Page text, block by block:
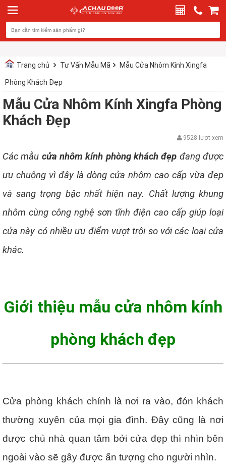
Trang chủ Tư Vấn Mẫu Mã Mẫu Cửa Nhôm Kính Xingfa
Phòng Khách Đẹp
Mẫu Cửa Nhôm Kính Xingfa Phòng
Khách Đẹp
9528 lượt xem
Các mẫu cửa nhôm kính phòng khách đẹp đang được
ưu chuộng vì đây là dòng cửa nhôm cao cấp vừa đẹp
và sang trọng bậc nhất hiện nay. Chất lượng khung
nhôm cùng công nghệ sơn tĩnh điện cao cấp giúp loại
cửa này có nhiều ưu điểm vượt trội so với các loại cửa
khác.
Giới thiệu mẫu cửa nhôm kính
phòng khách đẹp
Cửa phòng khách chính là nơi ra vào, đón khách
thường xuyên của mọi gia đình. Đây cũng là nơi
được chủ nhà quan tâm bởi cửa đẹp thì nhìn bên
ngoài vào sẽ gây được ấn tượng cho người nhìn.